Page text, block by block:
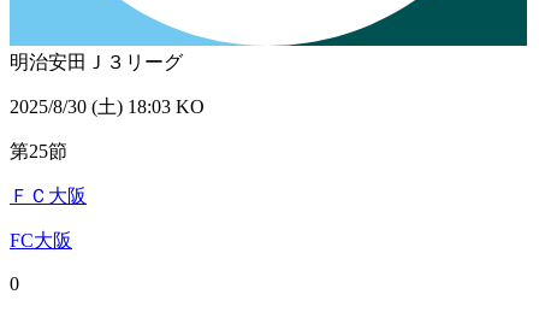
明治安田Ｊ３リーグ
2025/8/30 (土) 18:03 KO
第25節
ＦＣ大阪
FC大阪
0